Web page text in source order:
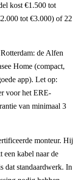
kost €1.500 tot
tot €3.000) of 22
de Alfen
Home (compact,
app). Let op:
voor het ERE-
van minimaal 3
monteur. Hij
een kabel naar de
dat standaardwerk. In